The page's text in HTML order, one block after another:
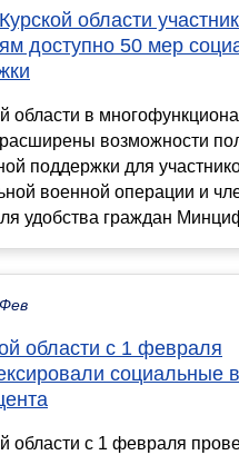
области
доступно 50 мер
области в
возможности
поддержки для
военной операции и
удобства граждан
области с 1 февраля
социальные
области с 1 февраля